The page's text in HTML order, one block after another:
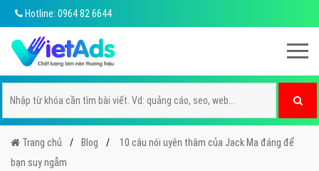
Hotline: 0964 82 6644
Trang chủ Blog
10 câu nói uyên thâm của Jack Ma đáng để
bạn suy ngẫm